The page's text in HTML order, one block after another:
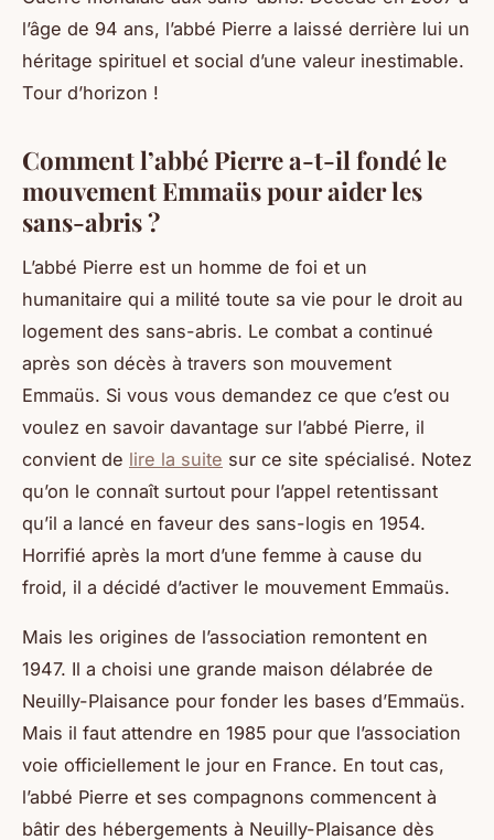
l’âge de 94 ans, l’abbé Pierre a laissé derrière lui un
héritage spirituel et social d’une valeur inestimable.
Tour d’horizon !
Comment l’abbé Pierre a-t-il fondé le
mouvement Emmaüs pour aider les
sans-abris ?
L’abbé Pierre est un homme de foi et un
humanitaire qui a milité toute sa vie pour le droit au
logement des sans-abris. Le combat a continué
après son décès à travers son mouvement
Emmaüs. Si vous vous demandez ce que c’est ou
voulez en savoir davantage sur l’abbé Pierre, il
convient de lire la suite sur ce site spécialisé. Notez
qu’on le connaît surtout pour l’appel retentissant
qu’il a lancé en faveur des sans-logis en 1954.
Horrifié après la mort d’une femme à cause du
froid, il a décidé d’activer le mouvement Emmaüs.
Mais les origines de l’association remontent en
1947. Il a choisi une grande maison délabrée de
Neuilly-Plaisance pour fonder les bases d’Emmaüs.
Mais il faut attendre en 1985 pour que l’association
voie officiellement le jour en France. En tout cas,
l’abbé Pierre et ses compagnons commencent à
bâtir des hébergements à Neuilly-Plaisance dès